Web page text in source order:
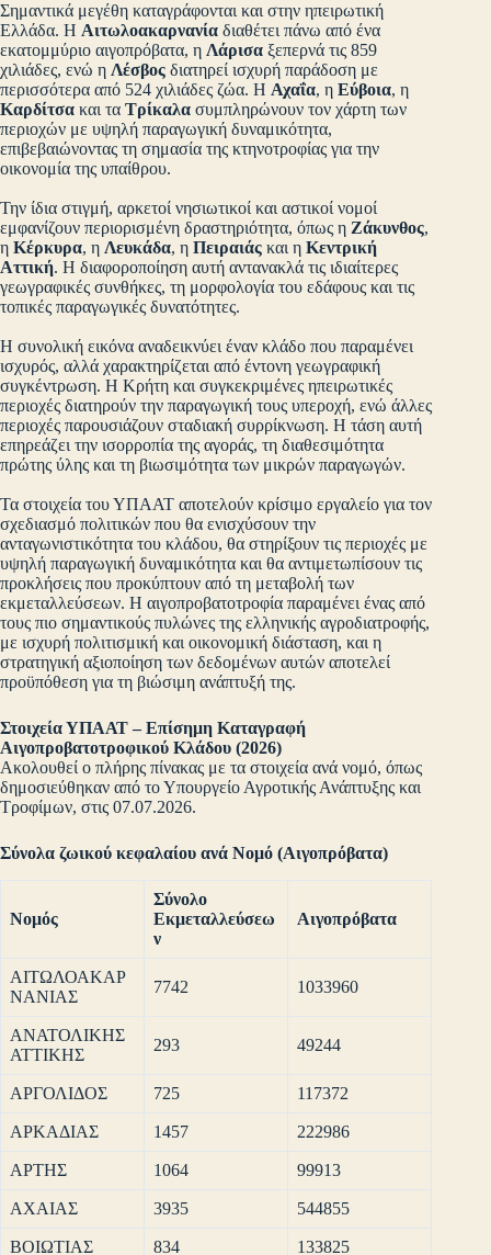
Σημαντικά μεγέθη καταγράφονται και στην ηπειρωτική
Ελλάδα. Η Αιτωλοακαρνανία διαθέτει πάνω από ένα
εκατομμύριο αιγοπρόβατα, η Λάρισα ξεπερνά τις 859
χιλιάδες, ενώ η Λέσβος διατηρεί ισχυρή παράδοση με
περισσότερα από 524 χιλιάδες ζώα. Η Αχαΐα, η Εύβοια, η
Καρδίτσα και τα Τρίκαλα συμπληρώνουν τον χάρτη των
περιοχών με υψηλή παραγωγική δυναμικότητα,
επιβεβαιώνοντας τη σημασία της κτηνοτροφίας για την
οικονομία της υπαίθρου.
Την ίδια στιγμή, αρκετοί νησιωτικοί και αστικοί νομοί
εμφανίζουν περιορισμένη δραστηριότητα, όπως η Ζάκυνθος,
η Κέρκυρα, η Λευκάδα, η Πειραιάς και η Κεντρική
Αττική. Η διαφοροποίηση αυτή αντανακλά τις ιδιαίτερες
γεωγραφικές συνθήκες, τη μορφολογία του εδάφους και τις
τοπικές παραγωγικές δυνατότητες.
Η συνολική εικόνα αναδεικνύει έναν κλάδο που παραμένει
ισχυρός, αλλά χαρακτηρίζεται από έντονη γεωγραφική
συγκέντρωση. Η Κρήτη και συγκεκριμένες ηπειρωτικές
περιοχές διατηρούν την παραγωγική τους υπεροχή, ενώ άλλες
περιοχές παρουσιάζουν σταδιακή συρρίκνωση. Η τάση αυτή
επηρεάζει την ισορροπία της αγοράς, τη διαθεσιμότητα
πρώτης ύλης και τη βιωσιμότητα των μικρών παραγωγών.
Τα στοιχεία του ΥΠΑΑΤ αποτελούν κρίσιμο εργαλείο για τον
σχεδιασμό πολιτικών που θα ενισχύσουν την
ανταγωνιστικότητα του κλάδου, θα στηρίξουν τις περιοχές με
υψηλή παραγωγική δυναμικότητα και θα αντιμετωπίσουν τις
προκλήσεις που προκύπτουν από τη μεταβολή των
εκμεταλλεύσεων. Η αιγοπροβατοτροφία παραμένει ένας από
τους πιο σημαντικούς πυλώνες της ελληνικής αγροδιατροφής,
με ισχυρή πολιτισμική και οικονομική διάσταση, και η
στρατηγική αξιοποίηση των δεδομένων αυτών αποτελεί
προϋπόθεση για τη βιώσιμη ανάπτυξή της.
Στοιχεία ΥΠΑΑΤ – Επίσημη Καταγραφή
Αιγοπροβατοτροφικού Κλάδου (2026)
Ακολουθεί ο πλήρης πίνακας με τα στοιχεία ανά νομό, όπως
δημοσιεύθηκαν από το Υπουργείο Αγροτικής Ανάπτυξης και
Τροφίμων, στις 07.07.2026.
Σύνολα ζωικού κεφαλαίου ανά Νομό (Αιγοπρόβατα)
Νομός
Σύνολο
Εκμεταλλεύσεω
ν
Αιγοπρόβατα
ΑΙΤΩΛΟΑΚΑΡ
ΝΑΝΙΑΣ
7742 1033960
ΑΝΑΤΟΛΙΚΗΣ
ΑΤΤΙΚΗΣ
293 49244
ΑΡΓΟΛΙΔΟΣ 725 117372
ΑΡΚΑΔΙΑΣ 1457 222986
ΑΡΤΗΣ 1064 99913
ΑΧΑΙΑΣ 3935 544855
ΒΟΙΩΤΙΑΣ 834 133825